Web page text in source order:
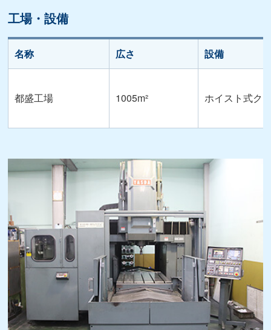
工場・設備
名称 広さ 設備
都盛工場 1005m² ホイスト式ク